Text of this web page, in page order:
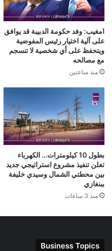
امغيب: وفد حكومة الدبيبة قد يوافق
على آلية اختيار رئيس المفوضية
ويتحفظ على أي شخصية لا تنسجم
مع مصالحه
منذ ساعتين
بطول 10 كيلومترات… الكهرباء
تعلن تنفيذ مشروع استراتيجي جديد
بين محطتي الشمال وسيدي خليفة
ببنغازي
منذ 3 ساعات
Business Topics